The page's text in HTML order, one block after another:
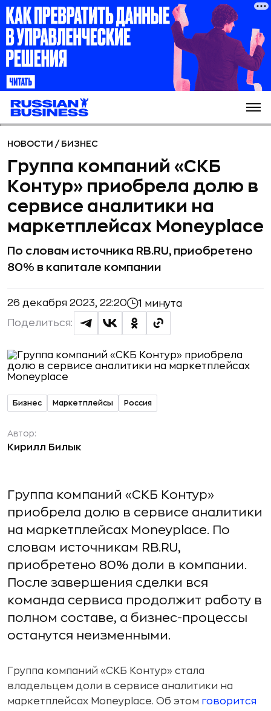
НОВОСТИ / БИЗНЕС
Группа компаний «СКБ
Контур» приобрела долю в
сервисе аналитики на
маркетплейсах Moneyplace
По словам источника RB.RU, приобретено
80% в капитале компании
26 декабря 2023, 22:20 1 минута
Поделиться:
Бизнес Маркетплейсы Россия
Автор:
Кирилл Билык
Группа компаний «СКБ Контур»
приобрела долю в сервисе аналитики
на маркетплейсах Moneyplace. По
словам источникам RB.RU,
приобретено 80% доли в компании.
После завершения сделки вся
команда сервиса продолжит работу в
полном составе, а бизнес-процессы
останутся неизменными.
Группа компаний «СКБ Контур» стала
владельцем доли в сервисе аналитики на
маркетплейсах Moneyplace. Об этом говорится